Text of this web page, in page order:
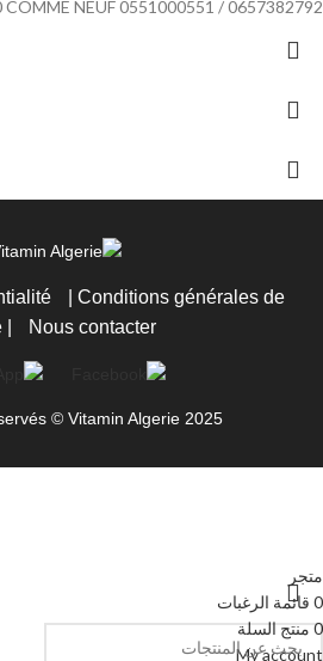
COMME NEUF 0551000551 / 0657382792
Conditions générales de
Nous contacter
© Vitamin Algerie 2025.
متجر
0 قائمة الرغبات
0منتجالسلة
My account